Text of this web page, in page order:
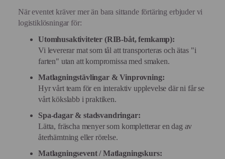
När eventet kräver mer än bara sittande förtäring erbjuder vi
logistiklösningar för:
Utomhusaktiviteter (RIB-båt, femkamp):
Vi levererar mat som tål att transporteras och ätas "i
farten" utan att kompromissa med smaken.
Matlagningstävlingar & Vinprovning:
Hyr vårt team för en interaktiv upplevelse där ni får se
vårt kökslabb i praktiken.
Spa-dagar & stadsvandringar:
Lätta, fräscha menyer som kompletterar en dag av
återhämtning eller rörelse.
Matlagningsevent / Matlagningskurs: